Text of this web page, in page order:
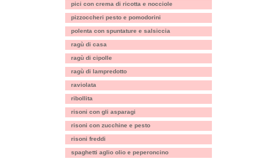
pici con crema di ricotta e nocciole
pizzoccheri pesto e pomodorini
polenta con spuntature e salsiccia
ragù di casa
ragù di cipolle
ragù di lampredotto
raviolata
ribollita
risoni con gli asparagi
risoni con zucchine e pesto
risoni freddi
spaghetti aglio olio e peperoncino